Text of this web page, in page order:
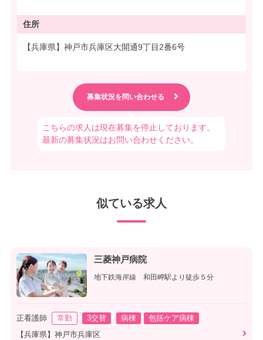
住所
【兵庫県】神戸市兵庫区大開通9丁目2番6号
こちらの求人は現在募集を停止しております。
最新の募集状況はお問い合わせください。
似ている求人
三菱神戸病院
地下鉄海岸線 和田岬駅より徒歩５分
正看護師 常勤 3交替 病棟
包括ケア病棟
【兵庫県】神戸市兵庫区